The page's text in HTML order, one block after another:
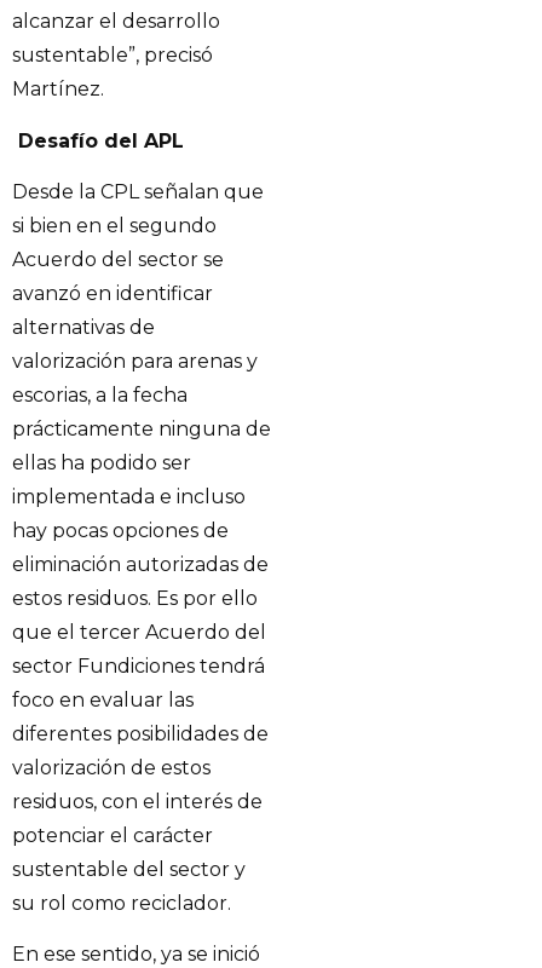
alcanzar el desarrollo
sustentable”, precisó
Martínez.
Desafío del APL
Desde la CPL señalan que
si bien en el segundo
Acuerdo del sector se
avanzó en identificar
alternativas de
valorización para arenas y
escorias, a la fecha
prácticamente ninguna de
ellas ha podido ser
implementada e incluso
hay pocas opciones de
eliminación autorizadas de
estos residuos. Es por ello
que el tercer Acuerdo del
sector Fundiciones tendrá
foco en evaluar las
diferentes posibilidades de
valorización de estos
residuos, con el interés de
potenciar el carácter
sustentable del sector y
su rol como reciclador.
En ese sentido, ya se inició